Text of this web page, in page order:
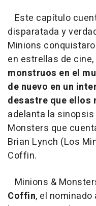
Este capítulo
disparatada y
Minions
en estrellas de
monstruos en el
de nuevo en un
desastre que ellos
adelanta la
Monsters que
Brian Lynch (Los
Coffin.
Minions &
Coffin, el